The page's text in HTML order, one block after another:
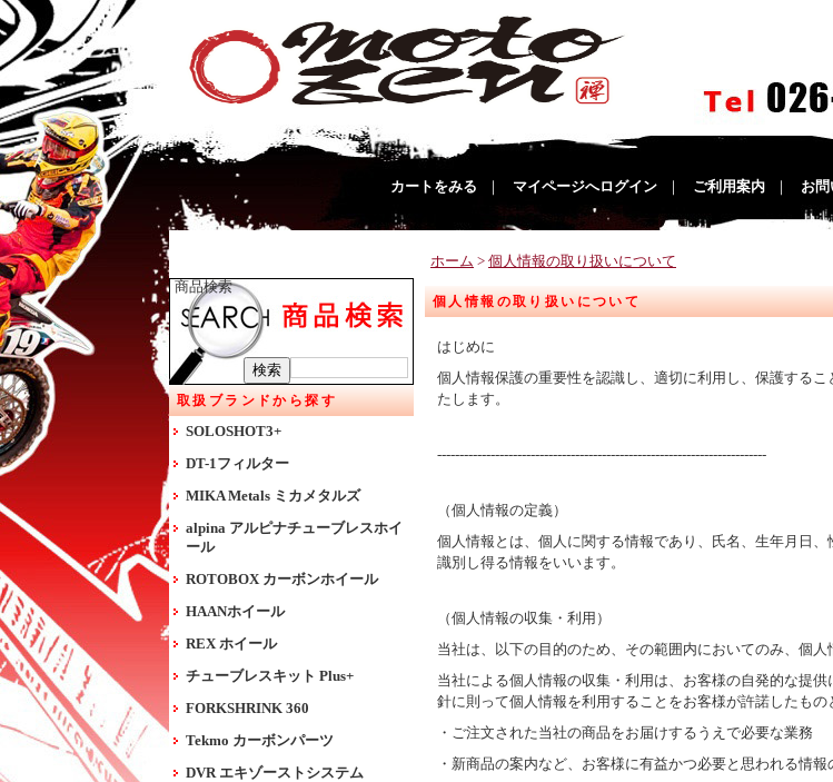
カートをみる マイページへログイン ご利用案内 お
商品検索
取扱ブランドから探す
SOLOSHOT3+
DT-1フィルター
MIKA Metals ミカメタルズ
alpina アルピナチューブレスホイ
ール
ROTOBOX カーボンホイール
HAANホイール
REX ホイール
チューブレスキット Plus+
FORKSHRINK 360
Tekmo カーボンパーツ
DVR エキゾーストシステム
ホーム > 個人情報の取り扱いについて
個人情報の取り扱いについて
はじめに
個人情報保護の重要性を認識し、適切に利用し、保護する
たします。
--------------------------------------------------------------------------
（個人情報の定義）
個人情報とは、個人に関する情報であり、氏名、生年月日
識別し得る情報をいいます。
（個人情報の収集・利用）
当社は、以下の目的のため、その範囲内においてのみ、個人
当社による個人情報の収集・利用は、お客様の自発的な提
針に則って個人情報を利用することをお客様が許諾したもの
・ご注文された当社の商品をお届けするうえで必要な業務
・新商品の案内など、お客様に有益かつ必要と思われる情報